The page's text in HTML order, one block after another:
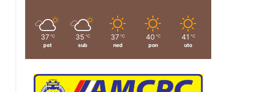
37 ℃
pet
35 ℃
sub
37 ℃
ned
40 ℃
pon
41 ℃
uto